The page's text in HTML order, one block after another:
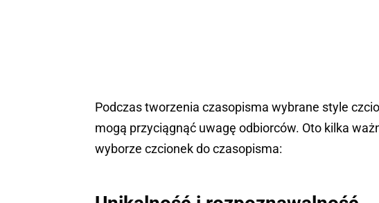
Podczas tworzenia czasopisma wybrane style
mogą przyciągnąć uwagę odbiorców. Oto kilka
wyborze czcionek do czasopisma: